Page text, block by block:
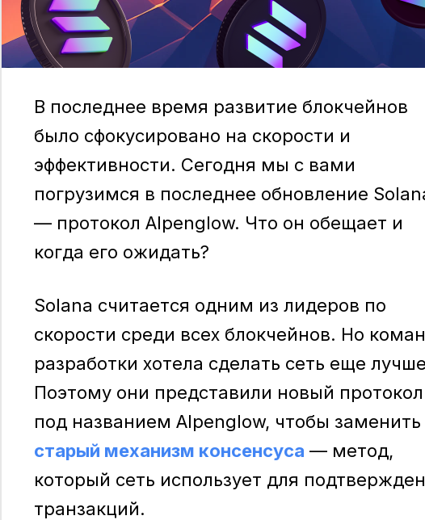
В последнее время развитие блокчейнов
было сфокусировано на скорости и
эффективности. Сегодня мы с вами
погрузимся в последнее обновление
— протокол Alpenglow. Что он обещает и
когда его ожидать?
Solana считается одним из лидеров по
скорости среди всех блокчейнов. Но
разработки хотела сделать сеть еще
Поэтому они представили новый протокол
под названием Alpenglow, чтобы заменить
старый механизм консенсуса — метод,
который сеть использует для
транзакций.